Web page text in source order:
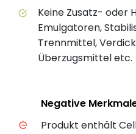
Keine Zusatz- oder
Emulgatoren,
Trennmittel,
Überzugsmittel etc.
Negative Merkmale
StatusNegative
Produkt enthält